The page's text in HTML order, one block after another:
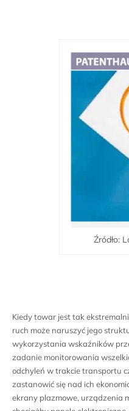
Źródło:
Kiedy towar jest tak
ruch może naruszyć jego
wykorzystania wskaźników
zadanie monitorowania
odchyleń w trakcie transportu
zastanowić się nad ich
ekrany plazmowe, urządzenia